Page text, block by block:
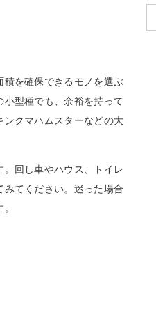
を確保できるモノを選ぶ
型種でも、余裕を持って
クマハムスターなどの大
回し車やハウス、トイレ
てください。迷った場合